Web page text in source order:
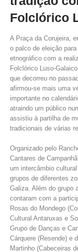
VÍDEOS
CONSTITUIÇÃO
PRESIDENTE
EXECUTIVO E
ASSEMBLEIA DE
GRAVAÇÕES DAS
ATAS E DOCUMENTOS
EDITAIS
REGULAMENTOS E
PLANO E ORÇAMENTO
RELATÓRIO E CONTAS
INVENTÁRIO
RECRUTAMENTO
CÓDIGO DE CONDUTA
Folclórico
A Praça da Corujeira,
o palco de eleição
etnográfico com a
Folclórico Luso-
que decorreu no
afirmou-se mais uma
importante no
atraindo um público
assistiu à partilha de
tradicionais de várias
Organizado pelo
Cantares de
um intercâmbio
grupos de diferentes
Galiza. Além do grupo
contaram com a
Rosas do Mondego
Cultural Antaruxas e
Grupo de Danças e
Cárquere (Resende) e
Martinho (Cabeceiras